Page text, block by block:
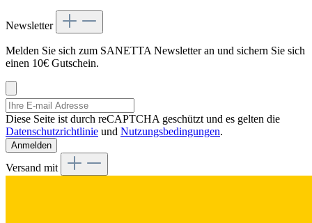
Newsletter
Melden Sie sich zum SANETTA Newsletter an und sichern Sie sich
einen 10€ Gutschein.
Diese Seite ist durch reCAPTCHA geschützt und es gelten die
Datenschutzrichtlinie und Nutzungsbedingungen.
Anmelden
Versand mit